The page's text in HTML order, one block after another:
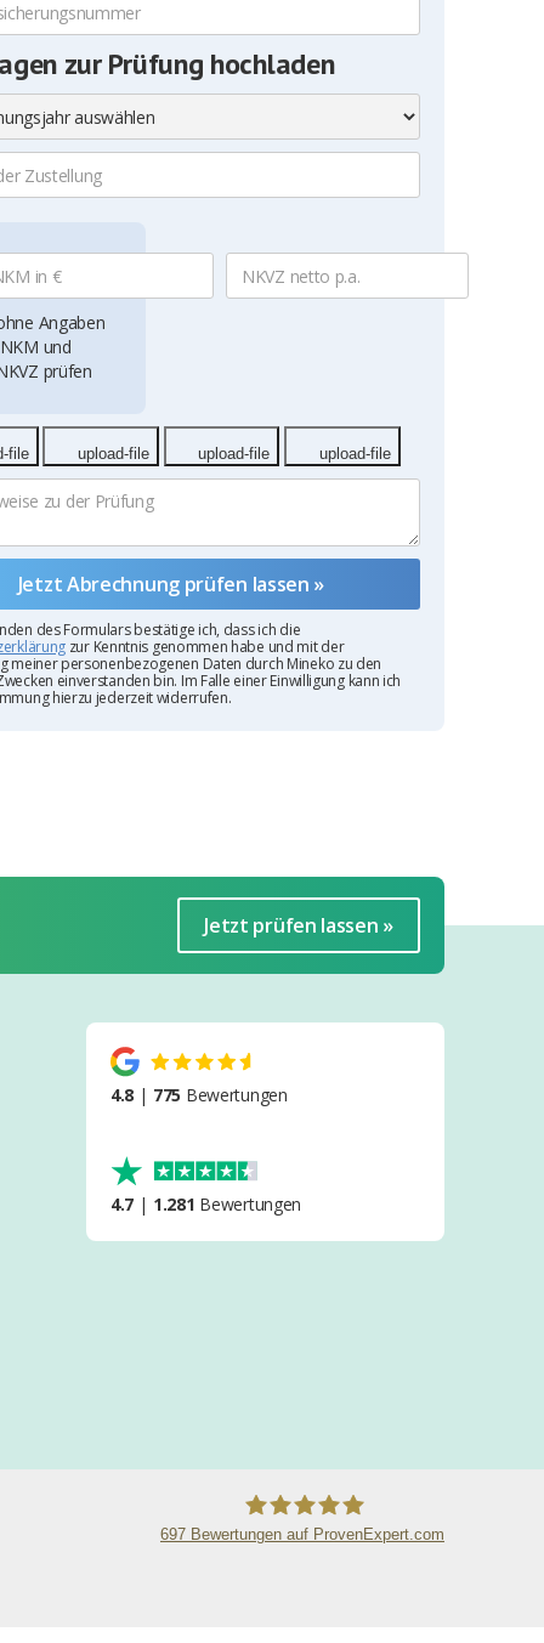
zur Prüfung hochladen
Angaben
und
prüfen
des Formulars bestätige ich, dass ich die
zur Kenntnis genommen habe und mit der
meiner personenbezogenen Daten durch Mineko zu den
einverstanden bin. Im Falle einer Einwilligung kann ich
hierzu jederzeit widerrufen.
Jetzt prüfen lassen »
4.8 | 775 Bewertungen
4.7 | 1.281 Bewertungen
697 Bewertungen auf ProvenExpert.com